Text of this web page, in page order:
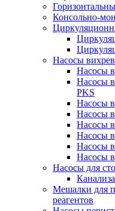
Консольно-
Насосы
Насосы
Насосы
PKS
Насосы
Насосы
Насосы
Насосы
Насосы
Насосы
Насосы для
Мешалки для
реагентов